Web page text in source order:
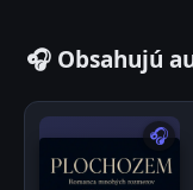
🎧 Obsahujú
🎧